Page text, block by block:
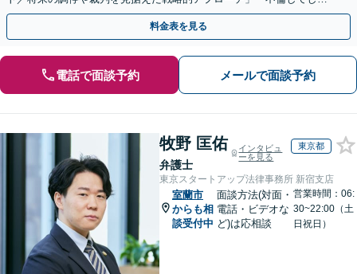
ったが慰謝料は適正か／不当に高額な請求からお守りします」
料金表を見る
電話で面談予約 メールで面談予約
牧野 匡佑
弁護士
インタビュ
ーを見る
東京都
東京スタートアップ法律事務所 新宿支店
室蘭市
からも相
談受付中
面談方法(対面・
電話・ビデオな
ど)は応相談
営業時間：06:
30~22:00（土
日祝日）